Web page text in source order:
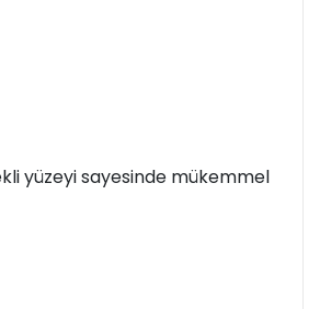
yüzeyi sayesinde mükemmel